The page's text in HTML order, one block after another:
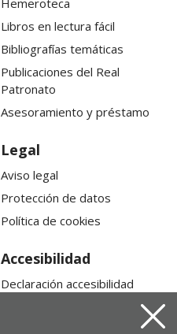
Hemeroteca
Libros en lectura fácil
Bibliografías temáticas
Publicaciones del Real
Patronato
Asesoramiento y préstamo
Legal
Aviso legal
Protección de datos
Política de cookies
Accesibilidad
Declaración accesibilidad